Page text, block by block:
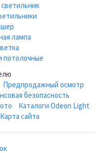
лампа
потолочные
Предпродажный осмотр
безопасность
Каталоги Odeon Light
Карта сайта